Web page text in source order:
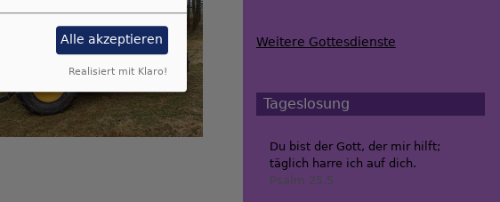
Weitere Gottesdienste
Tageslosung
Du bist der Gott, der mir hilft;
täglich harre ich auf dich.
Psalm 25,5
Alle akzeptieren
Realisiert mit Klaro!